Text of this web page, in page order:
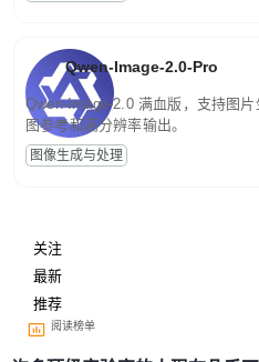
Qwen-Image-2.0-Pro
Qwen-Image-2.0 满血版，支持图
图参考和高分辨率输出。
图像生成与处理
关注
最新
推荐
阅读榜单